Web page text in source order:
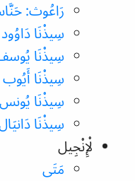
رَاعُوث:
سِيذْنَا دَاوُود
سِيذْنَا
سِيذْنَا أَيُوب
سِيذْنَا يُونس
سِيذْنَا
لْإِنْجِيل
مَتَى